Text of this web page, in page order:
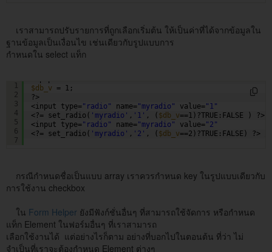
เราสามารถปรับรายการที่ถูกเลือกเริ่มต้น ให้เป็นค่าที่ได้จากข้อมูลใน
ฐานข้อมูลเป็นเงื่อนไข เช่นเดียวกับรูปแบบการ
กำหนดใน select แท็ก
1
2
3
4
5
6
7
$db_v = 1;
?>
<input type="radio" name="myradio" value="1"
<?= set_radio(
'myradio' , '1' , ( $db_v==1)?TRUE:FALSE )
<input type="radio" name="myradio" value="2"
<?= set_radio(
'myradio' , '2' , ( $db_v==2)?TRUE:FALSE) ?>
กรณีกำหนดชื่อเป็นแบบ array เราควรกำหนด key ในรูปแบบเดียวกับ
การใช้งาน checkbox
ใน Form Helper ยังมีฟังก์ชั่นอื่นๆ ที่สามารถใช้จัดการ หรือกำหนด
แท็ก Element ในฟอร์มอื่นๆ ที่เราสามารถ
เลือกใช้งานได้ แต่อย่างไรก็ตาม อย่างที่บอกไปในตอนต้น ที่ว่า ไม่
จำเป็นที่เราจะต้องกำหนด Element ต่างๆ